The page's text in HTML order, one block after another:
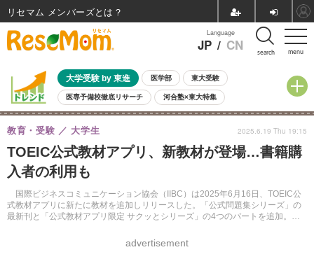
menu
Language
JP / CN search
大学受験 by 東進 医学部 東大受験
医専予備校徹底リサーチ 河合塾×東大特集
親子で考える大学選び 高校受験 中学受験 小学校受験
共通テスト 夏休み
8月開催イベント・WS 全国公立高校 過去問 人気記事
自由研究教材（小学生向け）
TOEIC公式教材アプリ、新教材が登場…書籍購
入者の利用も
国際ビジネスコミュニケーション協会（IIBC）は2025年6月16日、TOEIC公
式教材アプリに新たに教材を追加しリリースした。「公式問題集シリーズ」の
最新刊と「公式教材アプリ限定 サクッとシリーズ」の4つのパートを追加。書
教育・受験 大学生
advertisement
2025.6.19 Thu 19:15
リセマム メンバーズ